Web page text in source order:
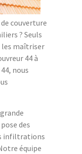
couverture
? Seuls
les maîtriser
44 à
nous
des
infiltrations
équipe